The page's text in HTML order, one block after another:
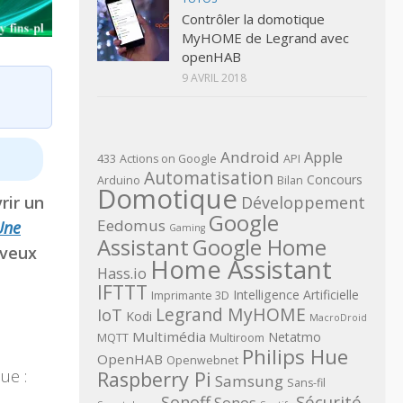
un
:
Contrôler la domotique
MyHOME de Legrand avec
openHAB
9 AVRIL 2018
433 Actions on Google Android API Apple
Arduino Automatisation Bilan Concours
Domotique Développement
Eedomus Gaming Google
AssistantGoogle Home
Hass.io Home Assistant
IFTTT Imprimante 3D Intelligence Artificielle
IoT Kodi Legrand MyHOME MacroDroid
MQTT Multimédia Multiroom Netatmo
OpenHAB Openwebnet Philips Hue
Raspberry Pi Samsung Sans-fil